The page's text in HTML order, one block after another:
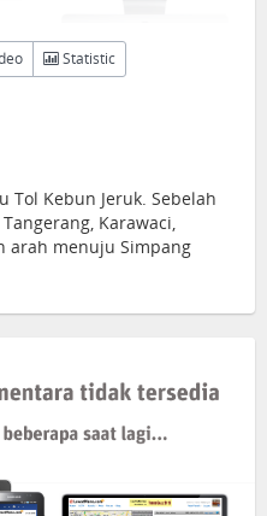
Statistic
Tol Kebun Jeruk. Sebelah
Karawaci,
arah menuju Simpang